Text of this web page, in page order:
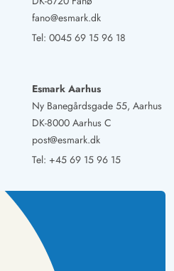
fano@esmark.dk
Tel: 0045 69 15 96 18
Esmark Aarhus
Ny Banegårdsgade 55, Aarhus
DK-8000 Aarhus C
post@esmark.dk
Tel: +45 69 15 96 15